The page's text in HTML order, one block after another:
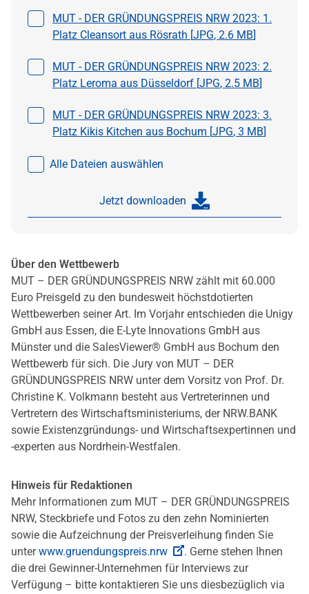
Datei auswählen
MUT - DER GRÜNDUNGSPREIS NRW 2023: 1.
Platz Cleansort aus Rösrath [JPG, 2.6 MB]
Datei auswählen
MUT - DER GRÜNDUNGSPREIS NRW 2023: 2.
Platz Leroma aus Düsseldorf [JPG, 2.5 MB]
Datei auswählen
MUT - DER GRÜNDUNGSPREIS NRW 2023: 3.
Platz Kikis Kitchen aus Bochum [JPG, 3 MB]
Alle Dateien auswählen
Jetzt downloaden
Über den Wettbewerb
MUT – DER GRÜNDUNGSPREIS NRW zählt mit 60.000
Euro Preisgeld zu den bundesweit höchstdotierten
Wettbewerben seiner Art. Im Vorjahr entschieden die Unigy
GmbH aus Essen, die E-Lyte Innovations GmbH aus
Münster und die SalesViewer® GmbH aus Bochum den
Wettbewerb für sich. Die Jury von MUT – DER
GRÜNDUNGSPREIS NRW unter dem Vorsitz von Prof. Dr.
Christine K. Volkmann besteht aus Vertreterinnen und
Vertretern des Wirtschaftsministeriums, der NRW.BANK
sowie Existenzgründungs- und Wirtschaftsexpertinnen und
-experten aus Nordrhein-Westfalen.
Hinweis für Redaktionen
Mehr Informationen zum MUT – DER GRÜNDUNGSPREIS
NRW, Steckbriefe und Fotos zu den zehn Nominierten
sowie die Aufzeichnung der Preisverleihung finden Sie
unterwww.gruendungspreis.nrw
. Gerne stehen Ihnen
die drei Gewinner-Unternehmen für Interviews zur
Verfügung – bitte kontaktieren Sie uns diesbezüglich via